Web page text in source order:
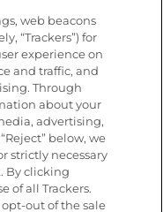
Goya®
Especiales y
web beacons
“Trackers”) for
experience on
and traffic, and
Through
about your
advertising,
below, we
strictly necessary
By clicking
of all Trackers.
out of the sale